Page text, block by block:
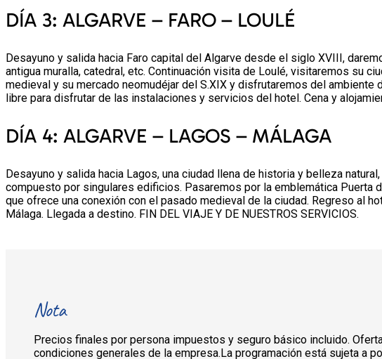
DÍA 3: ALGARVE – FARO – LOULÉ
Desayuno y salida hacia Faro capital del Algarve desde el siglo XVIII,
antigua muralla, catedral, etc. Continuación visita de Loulé, visitaremos su
medieval y su mercado neomudéjar del S.XIX y disfrutaremos del ambiente
libre para disfrutar de las instalaciones y servicios del hotel. Cena y
DÍA 4: ALGARVE – LAGOS – MÁLAGA
Desayuno y salida hacia Lagos, una ciudad llena de historia y belleza
compuesto por singulares edificios. Pasaremos por la emblemática Puerta
que ofrece una conexión con el pasado medieval de la ciudad. Regreso al
Málaga. Llegada a destino. FIN DEL VIAJE Y DE NUESTROS SERVICIOS.
Nota
Precios finales por persona impuestos y seguro básico incluido.
condiciones generales de la empresa.La programación está sujeta a